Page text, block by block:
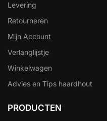
Levering
Retourneren
Mijn Account
Verlanglijstje
Winkelwagen
Advies en Tips haardhout
PRODUCTEN